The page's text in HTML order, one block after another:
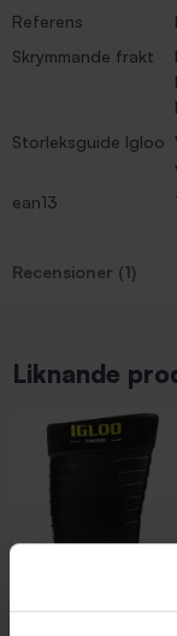
Referens
Skrymmande frakt
Storleksguide Igloo
ean13
Recensioner (1)
Liknande